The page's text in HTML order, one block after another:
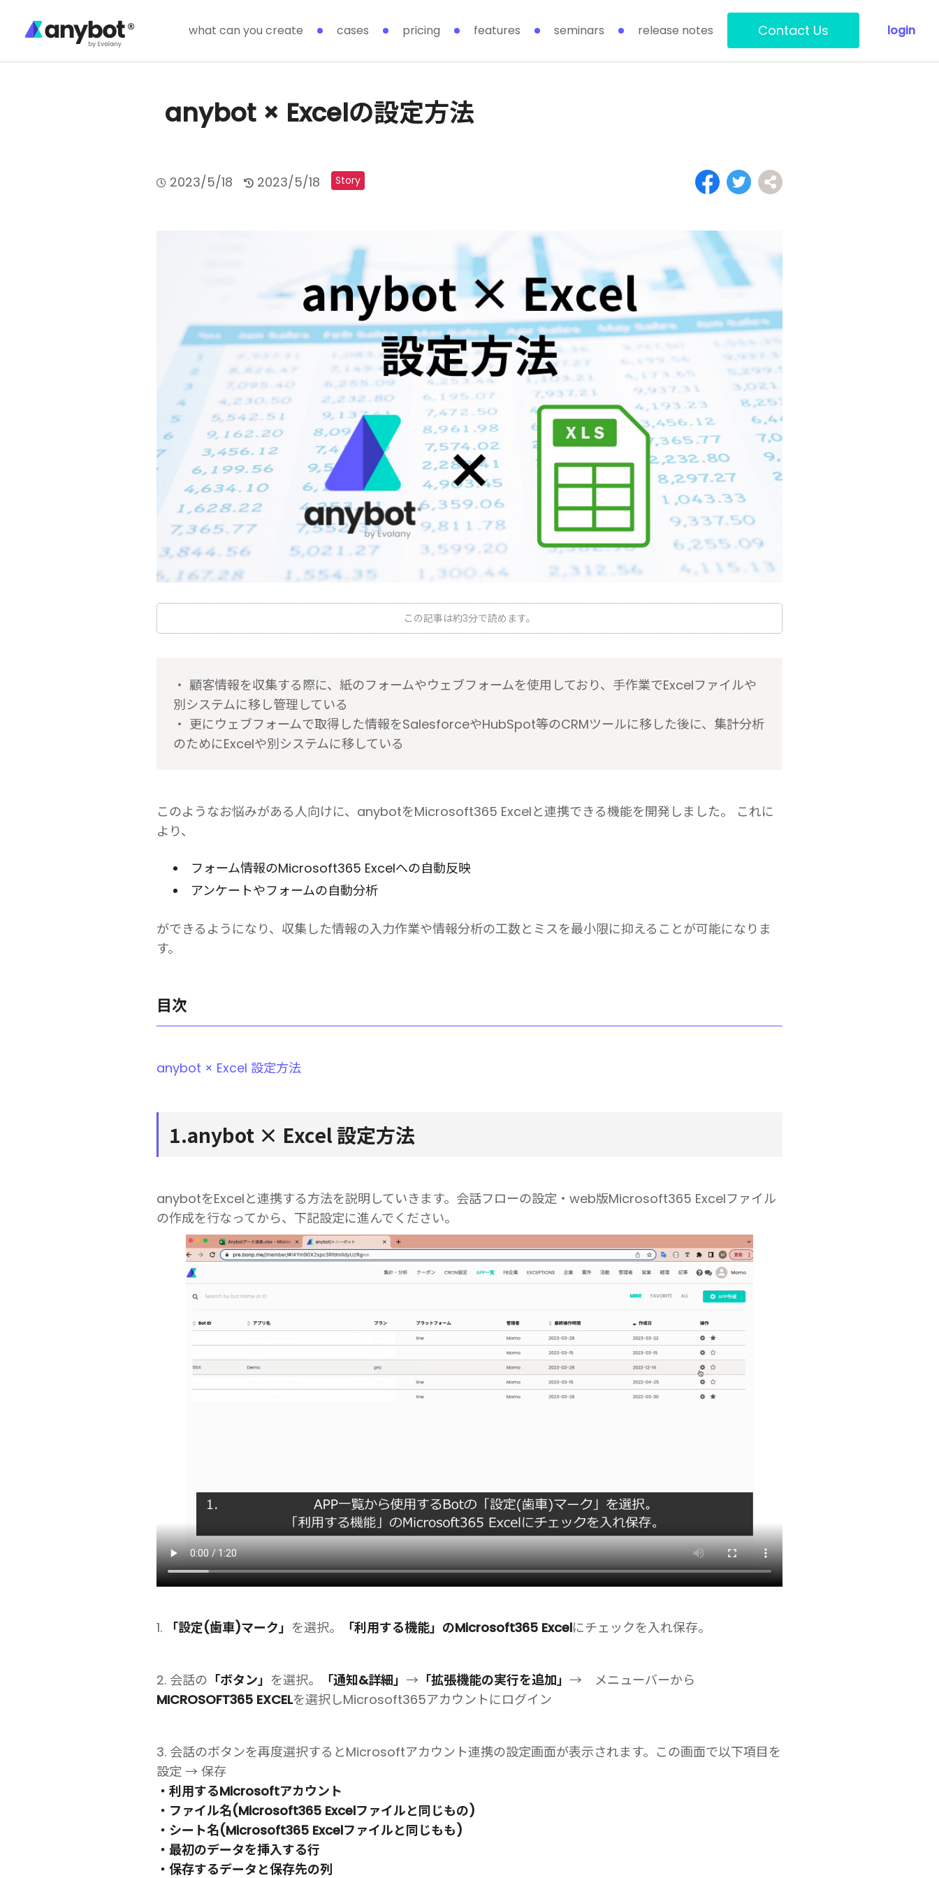
what can you create cases pricing features seminars release notes Contact Us login
anybot × Excelの設定方法
2023/5/18 2023/5/18
この記事は約3分で読めます。
・ 顧客情報を収集する際に、紙のフォームやウェブフォームを使用しており、手作業でExcelファイルや
別システムに移し管理している
・ 更にウェブフォームで取得した情報をSalesforceやHubSpot等のCRMツールに移した後に、集計分析
このようなお悩みがある人向けに、anybotをMicrosoft365 Excelと連携できる機能を開発しました。 これに
より、
フォーム情報のMicrosoft365 Excelへの自動反映
アンケートやフォームの自動分析
ができるようになり、収集した情報の入力作業や情報分析の工数とミスを最小限に抑えることが可能になりま
す。
目次
anybot × Excel 設定方法
1.anybot × Excel 設定方法
anybotをExcelと連携する方法を説明していきます。会話フローの設定・web版Microsoft365 Excelファイル
の作成を行なってから、下記設定に進んでください。
1. 「設定(歯車)マーク」 を選択。 「利用する機能」のMicrosoft365 Excelにチェックを入れ保存。
2. 会話の 「ボタン」 を選択。 「通知&詳細」 → 「拡張機能の実行を追加」 → メニューバーから
MICROSOFT365 EXCELを選択しMicrosoft365アカウントにログイン
3. 会話のボタンを再度選択するとMicrosoftアカウント連携の設定画面が表示されます。この画面で以下項目を
設定 → 保存
・利用するMicrosoftアカウント
・ファイル名(Microsoft365 Excelファイルと同じもの)
・シート名(Microsoft365 Excelファイルと同じもも)
・最初のデータを挿入する行
・保存するデータと保存先の列